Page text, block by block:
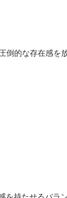
倒的な存在感を